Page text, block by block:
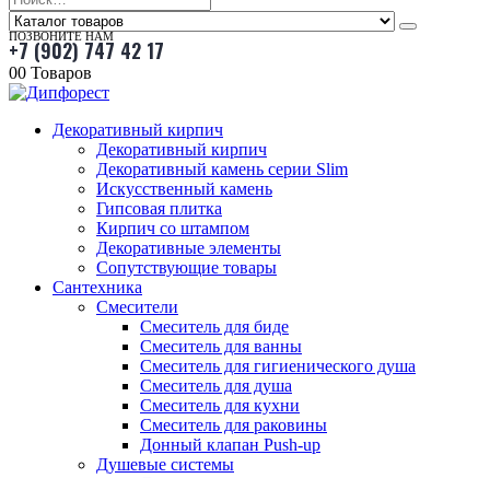
ПОЗВОНИТЕ НАМ
+7 (902) 747 42 17
00 Товаров
Декоративный кирпич
Декоративный кирпич
Декоративный камень серии Slim
Искусственный камень
Гипсовая плитка
Кирпич со штампом
Декоративные элементы
Сопутствующие товары
Сантехника
Смесители
Смеситель для биде
Смеситель для ванны
Смеситель для гигиенического душа
Смеситель для душа
Смеситель для кухни
Смеситель для раковины
Донный клапан Push-up
Душевые системы